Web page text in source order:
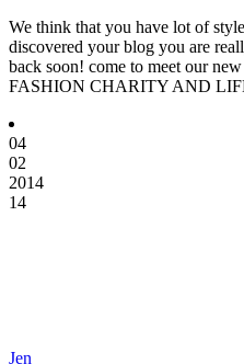
We think that you have lot of
discovered your blog you are
back soon! come to meet our
FASHION CHARITY AND
04
02
2014
14
Jen